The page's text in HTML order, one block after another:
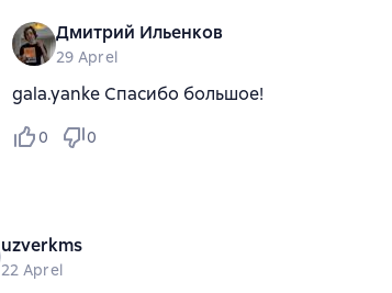
Дмитрий Ильенков
29 Aprel
gala.yanke Спасибо большое!
0 0
uzverkms
22 Aprel